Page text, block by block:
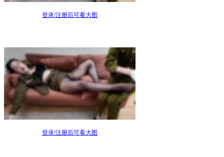
登录/注册后可看大图
登录/注册后可看大图